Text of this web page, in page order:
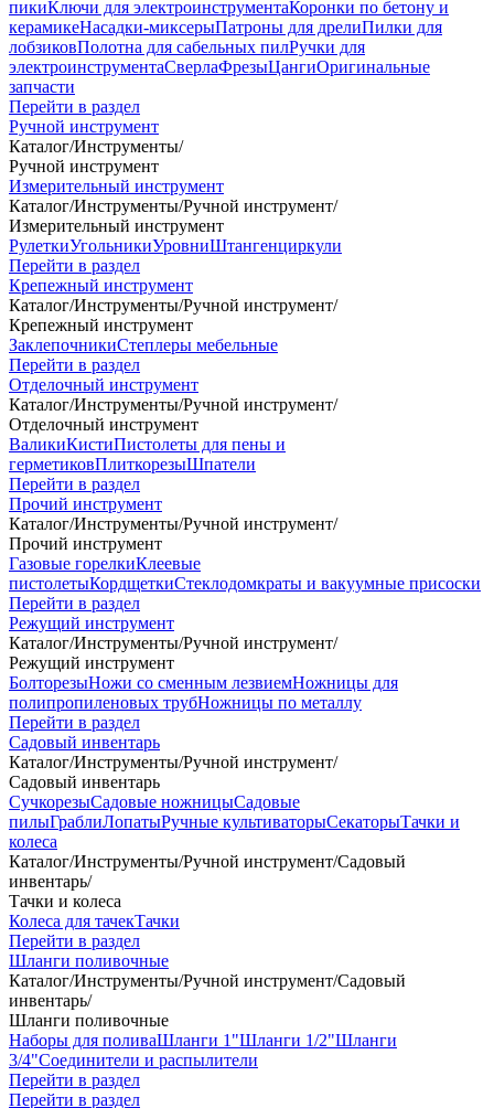
пикиКлючи для электроинструментаКоронки по бетону и
керамикеНасадки-миксерыПатроны для дрелиПилки для
лобзиковПолотна для сабельных пилРучки для
электроинструментаСверлаФрезыЦангиОригинальные
запчасти
Перейти в раздел
Ручной инструмент
Каталог/Инструменты/
Ручной инструмент
Измерительный инструмент
Каталог/Инструменты/Ручной инструмент/
Измерительный инструмент
РулеткиУгольникиУровниШтангенциркули
Перейти в раздел
Крепежный инструмент
Каталог/Инструменты/Ручной инструмент/
Крепежный инструмент
ЗаклепочникиСтеплеры мебельные
Перейти в раздел
Отделочный инструмент
Каталог/Инструменты/Ручной инструмент/
Отделочный инструмент
ВаликиКистиПистолеты для пены и
герметиковПлиткорезыШпатели
Перейти в раздел
Прочий инструмент
Каталог/Инструменты/Ручной инструмент/
Прочий инструмент
Газовые горелкиКлеевые
пистолетыКордщеткиСтеклодомкраты и вакуумные присоски
Перейти в раздел
Режущий инструмент
Каталог/Инструменты/Ручной инструмент/
Режущий инструмент
БолторезыНожи со сменным лезвиемНожницы для
полипропиленовых трубНожницы по металлу
Перейти в раздел
Садовый инвентарь
Каталог/Инструменты/Ручной инструмент/
Садовый инвентарь
СучкорезыСадовые ножницыСадовые
пилыГраблиЛопатыРучные культиваторыСекаторыТачки и
колеса
Каталог/Инструменты/Ручной инструмент/Садовый
инвентарь/
Тачки и колеса
Колеса для тачекТачки
Перейти в раздел
Шланги поливочные
Каталог/Инструменты/Ручной инструмент/Садовый
инвентарь/
Шланги поливочные
Наборы для поливаШланги 1"Шланги 1/2"Шланги
3/4"Соединители и распылители
Перейти в раздел
Перейти в раздел